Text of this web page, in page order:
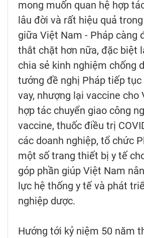
mong muốn quan hệ hợp
lâu đời và rất hiệu quả
giữa Việt Nam - Pháp càng
thắt chặt hơn nữa, đặc biệt
chia sẻ kinh nghiệm chống
tướng đề nghị Pháp tiếp tục
vay, nhượng lại vaccine cho
hợp tác chuyển giao công
vaccine, thuốc điều trị
các doanh nghiệp, tổ chức
một số trang thiết bị y tế
góp phần giúp Việt Nam
lực hệ thống y tế và phát
nghiệp dược.
Hướng tới kỷ niệm 50 năm